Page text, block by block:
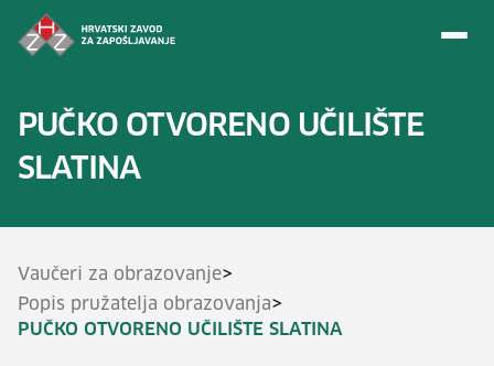
PUČKO OTVORENO UČILIŠTE
SLATINA
Vaučeri za obrazovanje>
Popis pružatelja obrazovanja>
PUČKO OTVORENO UČILIŠTE SLATINA